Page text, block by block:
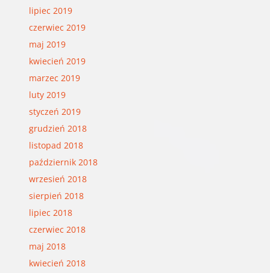
lipiec 2019
czerwiec 2019
maj 2019
kwiecień 2019
marzec 2019
luty 2019
styczeń 2019
grudzień 2018
listopad 2018
październik 2018
wrzesień 2018
sierpień 2018
lipiec 2018
czerwiec 2018
maj 2018
kwiecień 2018